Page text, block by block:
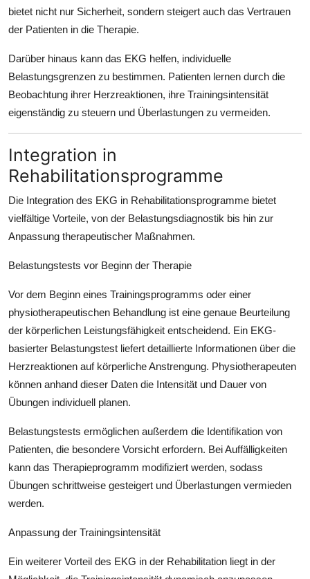
bietet nicht nur Sicherheit, sondern steigert auch das Vertrauen
der Patienten in die Therapie.
Darüber hinaus kann das EKG helfen, individuelle
Belastungsgrenzen zu bestimmen. Patienten lernen durch die
Beobachtung ihrer Herzreaktionen, ihre Trainingsintensität
eigenständig zu steuern und Überlastungen zu vermeiden.
Integration in
Rehabilitationsprogramme
Die Integration des EKG in Rehabilitationsprogramme bietet
vielfältige Vorteile, von der Belastungsdiagnostik bis hin zur
Anpassung therapeutischer Maßnahmen.
Belastungstests vor Beginn der Therapie
Vor dem Beginn eines Trainingsprogramms oder einer
physiotherapeutischen Behandlung ist eine genaue Beurteilung
der körperlichen Leistungsfähigkeit entscheidend. Ein EKG-
basierter Belastungstest liefert detaillierte Informationen über die
Herzreaktionen auf körperliche Anstrengung. Physiotherapeuten
können anhand dieser Daten die Intensität und Dauer von
Übungen individuell planen.
Belastungstests ermöglichen außerdem die Identifikation von
Patienten, die besondere Vorsicht erfordern. Bei Auffälligkeiten
kann das Therapieprogramm modifiziert werden, sodass
Übungen schrittweise gesteigert und Überlastungen vermieden
werden.
Anpassung der Trainingsintensität
Ein weiterer Vorteil des EKG in der Rehabilitation liegt in der